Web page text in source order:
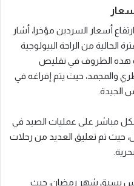
أسعار السردين مؤخرا، أشار
الحالية من الراحة البيولوجية
هذه الظروف في تقليص
والمجمد، حيث يتم إفراغه في
الجيدة.
مباشر على عمليات الصيد في
حيث تم تعليق العديد من رحلات
يسبق شهر رمضان، حيث